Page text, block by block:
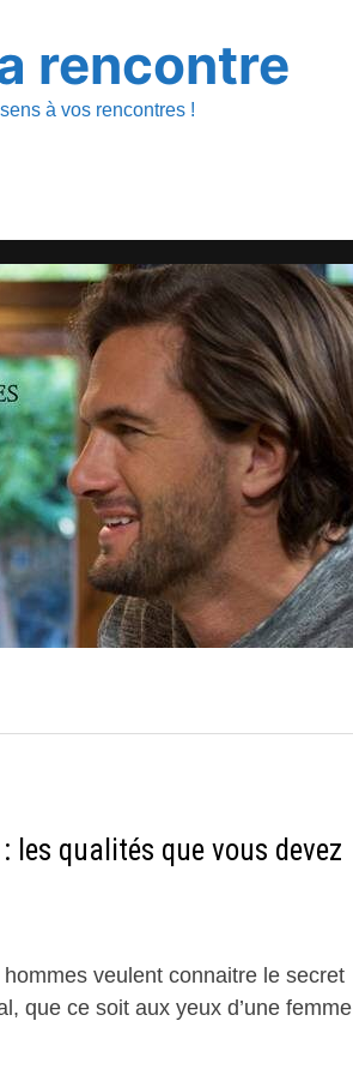
rencontre
à vos rencontres !
les qualités que vous devez
veulent connaitre le secret
que ce soit aux yeux d’une femme